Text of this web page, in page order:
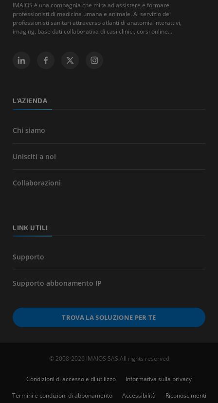
IMAIOS è una compagnia che mira ad assistere e formare
professionisti di medicina umana e animale. Al servizio dei
professionisti sanitari attraverso atlanti di anatomia interattivi,
imaging, base dati collaborativa di casi clinici, corsi online...
L'AZIENDA
Chi siamo
Unisciti a noi
Collaborazioni
LINK UTILI
Supporto
Supporto abbonamento IP
TROVA LA SOLUZIONE PER TE
© 2008-2026 IMAIOS SAS All rights reserved
Condizioni di accesso e di utilizzo
Informativa sulla privacy
Termini e condizioni di abbonamento
Accessibilità Riconoscimenti